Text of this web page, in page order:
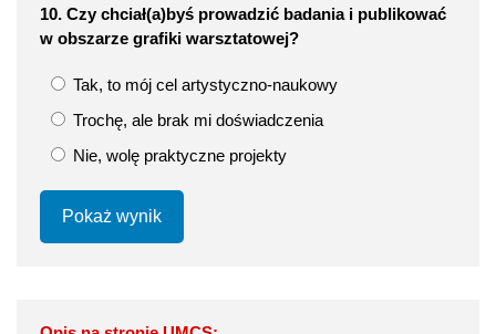
10. Czy chciał(a)byś prowadzić badania i publikować
w obszarze grafiki warsztatowej?
Tak, to mój cel artystyczno‑naukowy
Trochę, ale brak mi doświadczenia
Nie, wolę praktyczne projekty
Pokaż wynik